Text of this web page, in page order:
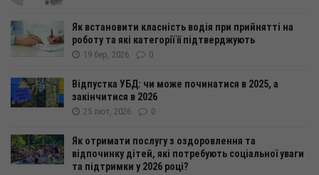
Як встановити класність водія при прийнятті на
роботу та які категорії її підтверджують
19 бер, 2026 0
Відпустка УБД: чи може починатися в 2025, а
закінчитися в 2026
25 лют, 2026 0
Як отримати послугу з оздоровлення та
відпочинку дітей, які потребують соціальної уваги
та підтримки у 2026 році?